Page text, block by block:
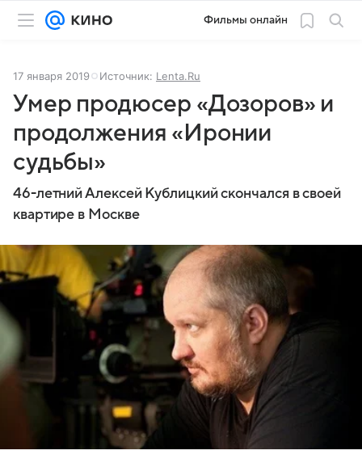
Фильмы онлайн
17 января 2019 Источник: Lenta.Ru
Умер продюсер «Дозоров» и
продолжения «Иронии
судьбы»
46-летний Алексей Кублицкий скончался в своей
квартире в Москве